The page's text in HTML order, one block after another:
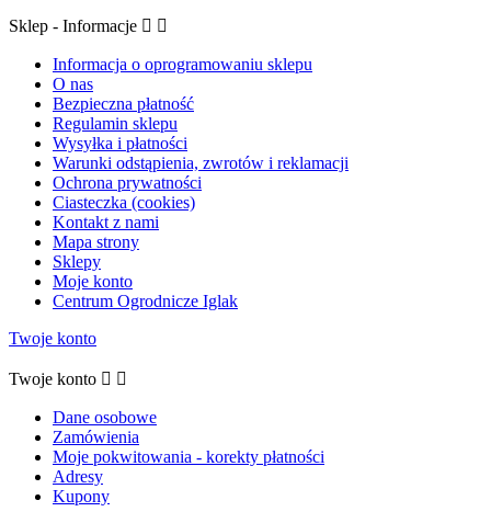
Sklep - Informacje  
Informacja o oprogramowaniu sklepu
O nas
Bezpieczna płatność
Regulamin sklepu
Wysyłka i płatności
Warunki odstąpienia, zwrotów i reklamacji
Ochrona prywatności
Ciasteczka (cookies)
Kontakt z nami
Mapa strony
Sklepy
Moje konto
Centrum Ogrodnicze Iglak
Twoje konto
Twoje konto  
Dane osobowe
Zamówienia
Moje pokwitowania - korekty płatności
Adresy
Kupony